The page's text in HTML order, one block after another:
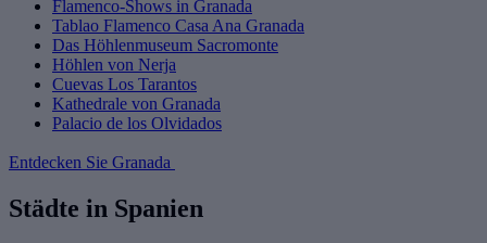
Flamenco-Shows in Granada
Tablao Flamenco Casa Ana Granada
Das Höhlenmuseum Sacromonte
Höhlen von Nerja
Cuevas Los Tarantos
Kathedrale von Granada
Palacio de los Olvidados
Entdecken Sie Granada
Städte in Spanien